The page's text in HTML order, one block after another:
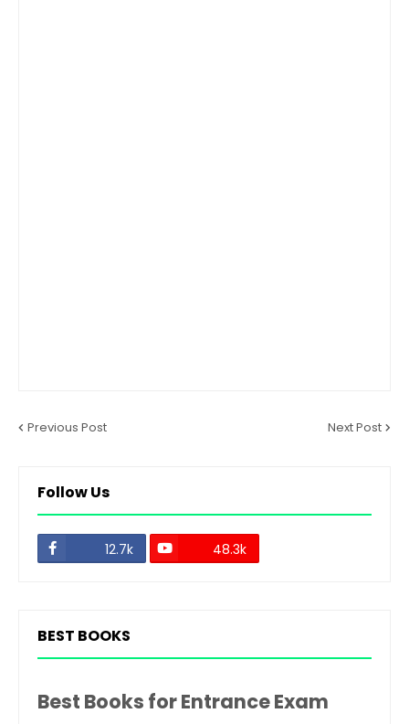
Previous Post Next Post
Follow Us
12.7k 48.3k
BEST BOOKS
Best Books for Entrance Exam